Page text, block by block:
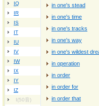
IQ
IR
IS
IT
IU
IV
IW
IX
IY
IZ
I(50音)
in one's stead
in one's time
in one's tracks
in one's way
in one's wildest
in operation
in order
in order for
in order that